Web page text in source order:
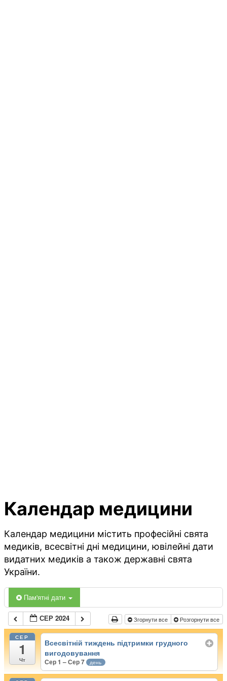
Календар медицини
Календар медицини містить професійні свята
медиків, всесвітні дні медицини, ювілейні дати
видатних медиків а також державні свята
України.
Пам'ятні дати
СЕР 2024 Згорнути все Розгорнути все
СЕР
1
Чт
Всесвітній тиждень підтримки грудного
вигодовування
Сер 1 – Сер 7 день